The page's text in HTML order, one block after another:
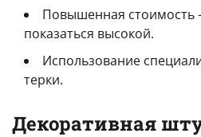
Повышенная стоимость
показаться высокой.
Использование
терки.
Декоративная